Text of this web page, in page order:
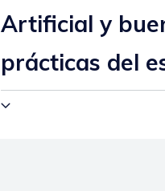
Artificial y
prácticas del